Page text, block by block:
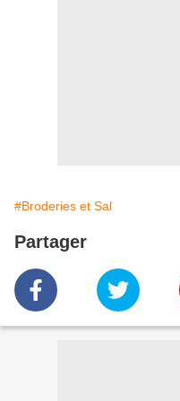
#Broderies et Sal
Partager